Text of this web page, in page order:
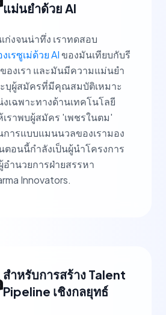
แม่นยำด้วย AI
ก่งจนน่าทึ่ง เราทดสอบ
รซูเม่ด้วย AIของมันเทียบกับรี
องเรา และมันมีความแม่นยำ
ะบุผู้สมัครที่มีคุณสมบัติเหมาะ
เฉพาะทางด้านเทคโนโลยี
ราพบผู้สมัคร 'เพชรในตม'
ารแบบแมนนวลของเรามอง
อนนี้กำลังเป็นผู้นำโครงการ
ำนวยการฝ่ายสรรหา
Innovators.
สำหรับการสร้าง Talent
Pipeline เชิงกลยุทธ์